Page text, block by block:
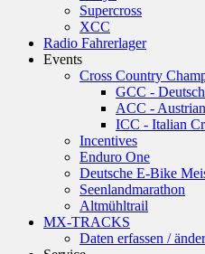
Supercross
XCC
Radio Fahrerlager
Events
Cross Country
GCC -
ACC -
ICC - Italian
Incentives
Enduro One
Deutsche E-Bike
Seenlandmarathon
Altmühltrail
MX-TRACKS
Daten erfassen /